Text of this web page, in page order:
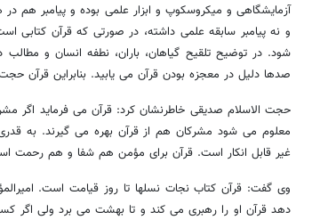
آزمایشگاهی و میکروسکوپ و ابزار علمی بوده و پیامبر
و نه پیامبر سابقه علمی داشته، در صورتی که قرآن
شود. در توضیح تلقیح گیاهان، باران، نطفه انسان و
صدها دلیل در معجزه بودن قرآن می یابید. بنابراین قرآن
حجت الاسلام صدیقی خاطرنشان کرد: قرآن می فرماید اگر
معلوم می شود مشرکان هم از قرآن بهره می گیرند. به
غیر قابل انکار است. قرآن برای مؤمن هم شفا و هم رحمت
وی گفت: قرآن کتاب نجات نسلها تا روز قیامت است.
دهد قرآن او را رهبری می کند و تا بهشت می برد ولی اگر